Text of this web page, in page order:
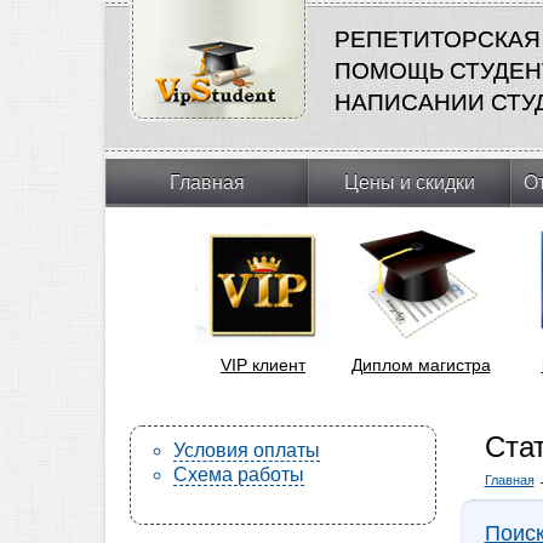
ПОМОЩЬ
НАПИСАНИИ
Главная Цены и скидки
VIP клиент Диплом магистра
Условия оплаты
Схема работы
Главная